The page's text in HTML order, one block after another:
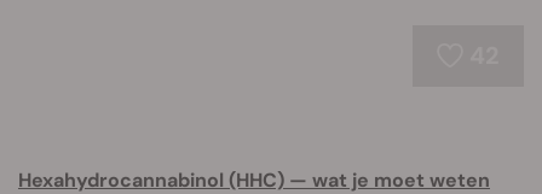
Hexahydrocannabinol (HHC) — wat je moet weten